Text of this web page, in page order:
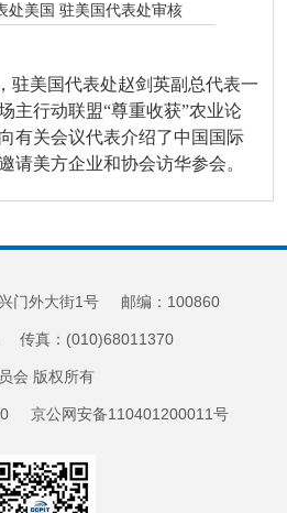
处美国 驻美国代表处审核
驻美国代表处赵剑英副总代表一
主行动联盟“尊重收获”农业论
有关会议代表介绍了中国国际
请美方企业和协会访华参会。
门外大街1号 邮编：100860
传真：(010)68011370
会 版权所有
京公网安备110401200011号